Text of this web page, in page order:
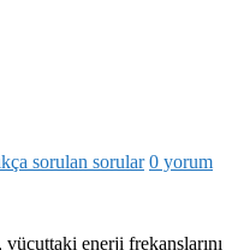
sorulan sorular 0 yorum
enerji frekanslarını